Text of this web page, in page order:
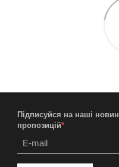
Підписуйся на наші
пропозицій*